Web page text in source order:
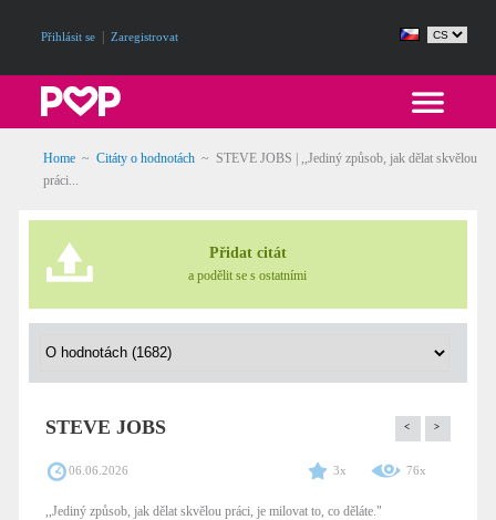
Přihlásit se Zaregistrovat
Home ~ Citáty o hodnotách ~ STEVE JOBS | ,,Jediný způsob, jak dělat skvělou
práci...
Přidat citát
a podělit se s ostatními
STEVE JOBS < >
06.06.2026 3x 76x
,,Jediný způsob, jak dělat skvělou práci, je milovat to, co děláte."